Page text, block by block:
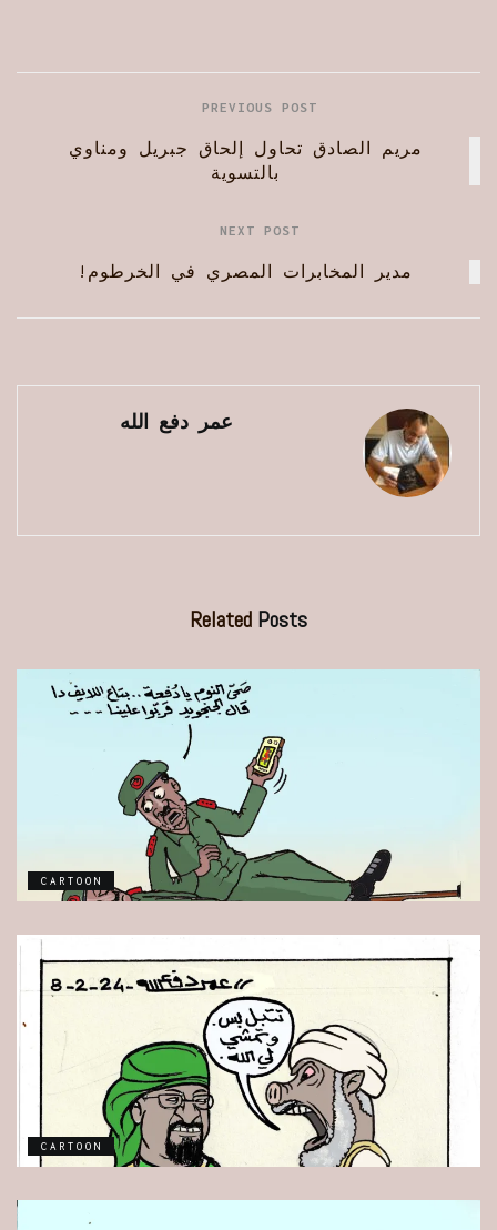
PREVIOUS POST
مريم الصادق تحاول إلحاق جبريل ومناوي
بالتسوية
NEXT POST
مدير المخابرات المصري في الخرطوم!
عمر دفع الله
Related Posts
CARTOON
CARTOON